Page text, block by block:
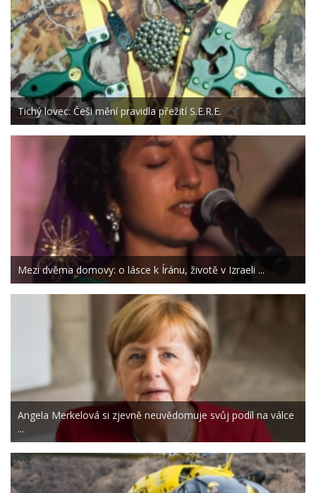
Tichý lovec: Češi mění pravidla přežití S.E.R.E.
Mezi dvěma domovy: o lásce k Íránu, životě v Izraeli ...
Angela Merkelová si zjevně neuvědomuje svůj podíl na válce
...